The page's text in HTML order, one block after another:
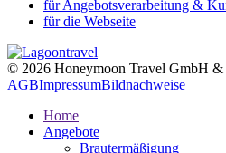
für Angebotsverarbeitung &
für die Webseite
© 2026 Honeymoon Travel GmbH
AGBImpressumBildnachweise
Home
Angebote
Brautermäßigung